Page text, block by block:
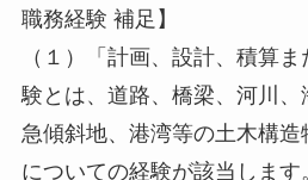
職務経験 補足】
（１）「計画、設計、積算
験とは、道路、橋梁、河川、
急傾斜地、港湾等の土木構
についての経験が該当しま